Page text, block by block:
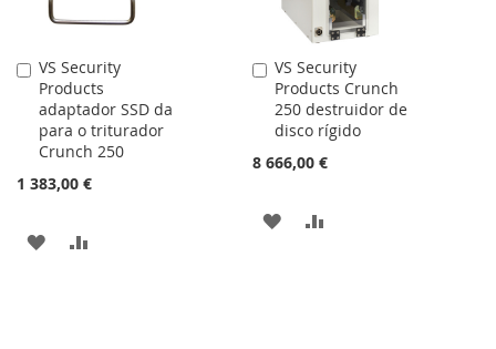
VS Security
Products
adaptador SSD da
para o triturador
Crunch 250
1 383,00 €
Adicionar
ao
carrinho
ADICIONAR
VS Security
Products Crunch
250 destruidor de
disco rígido
8 666,00 €
Adicionar
ao
carrinho
ADICIONAR